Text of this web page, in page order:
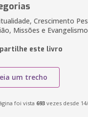
Crescimento
Missões e
este livro
um trecho
foi vista 693 vezes desde